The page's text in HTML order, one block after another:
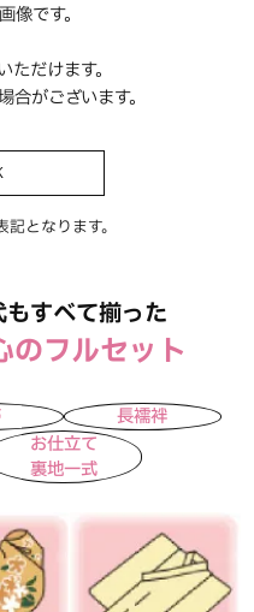
です。
だけます。
がございます。
となります。
すべて揃った
フルセット
長襦袢
お仕立て
裏地一式